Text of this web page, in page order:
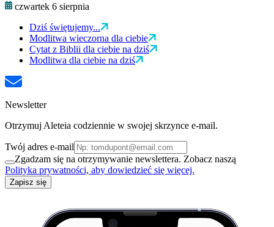
czwartek 6 sierpnia
Dziś świętujemy...
Modlitwa wieczorna dla ciebie
Cytat z Biblii dla ciebie na dziś
Modlitwa dla ciebie na dziś
Newsletter
Otrzymuj Aleteia codziennie w swojej skrzynce e-mail.
Twój adres e-mail
Zgadzam się na otrzymywanie newslettera. Zobacz naszą
Polityka prywatności, aby dowiedzieć się więcej.
Zapisz się